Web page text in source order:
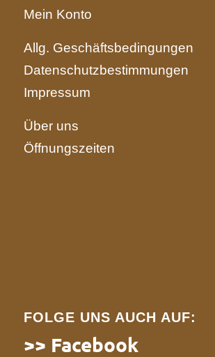
Mein Konto
Allg. Geschäftsbedingungen
Datenschutzbestimmungen
Impressum
Über uns
Öffnungszeiten
FOLGE UNS AUCH AUF:
>> Facebook